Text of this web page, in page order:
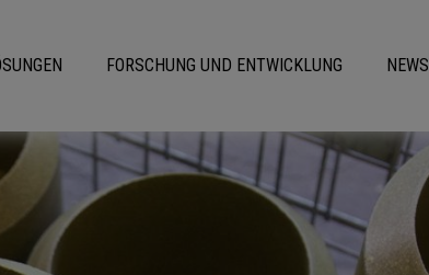
FORSCHUNG UND ENTWICKLUNG NEWS